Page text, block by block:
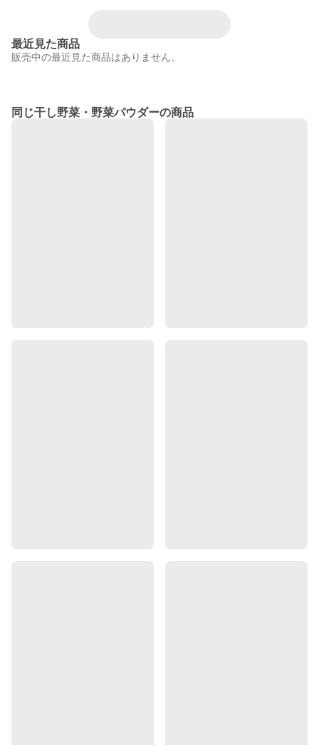
最近見た商品
販売中の最近見た商品はありません。
同じ干し野菜・野菜パウダーの商品